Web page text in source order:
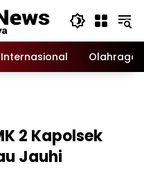
Internasional Olahraga
2 Kapolsek
Jauhi